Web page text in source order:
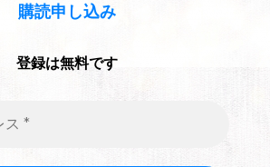
購読申し込み
登録は無料です